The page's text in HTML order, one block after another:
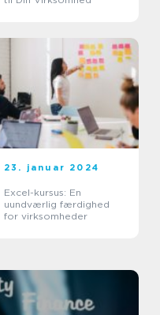
23. januar 2024
Excel-kursus: En
uundværlig færdighed
for virksomheder